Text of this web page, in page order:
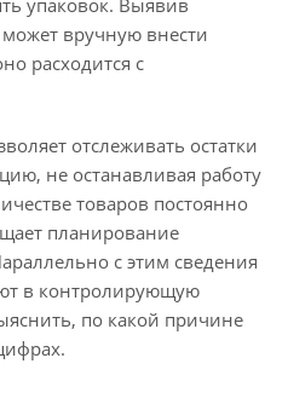
упаковок. Выявив
может вручную внести
расходится с
отслеживать остатки
не останавливая работу
товаров постоянно
планирование
с этим сведения
в контролирующую
по какой причине